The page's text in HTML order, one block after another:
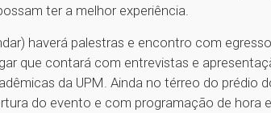
ter a melhor experiência.
haverá palestras e encontro com
que contará com entrevistas e
da UPM. Ainda no térreo do prédio
do evento e com programação de hora